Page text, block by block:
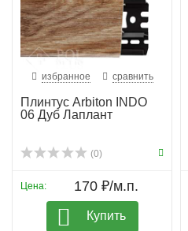
избранное сравнить
Плинтус Arbiton INDO
06 Дуб Лаплант
(0)
Цена: 170 ₽/м.п.
Купить